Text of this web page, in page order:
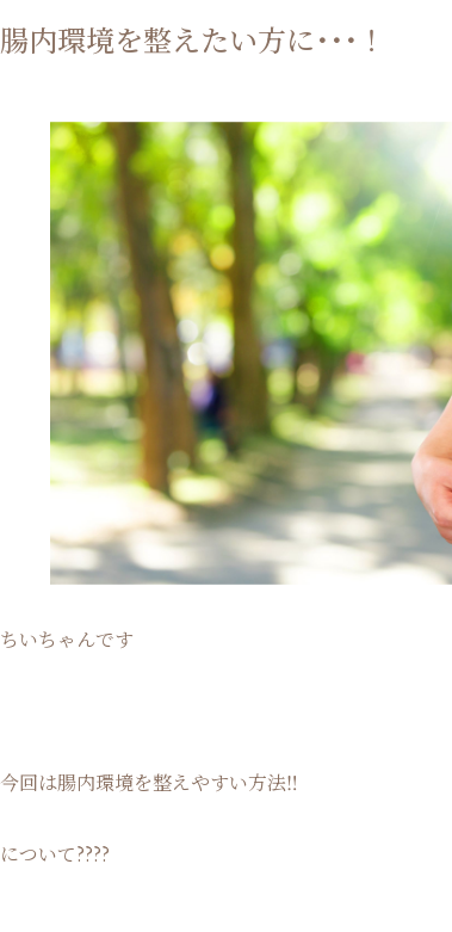
腸内環境を整えたい方に･･･！
ちいちゃんです
今回は腸内環境を整えやすい方法‼
について????